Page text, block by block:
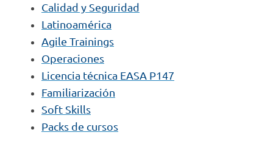
Calidad y Seguridad
Latinoamérica
Agile Trainings
Operaciones
Licencia técnica EASA P147
Familiarización
Soft Skills
Packs de cursos